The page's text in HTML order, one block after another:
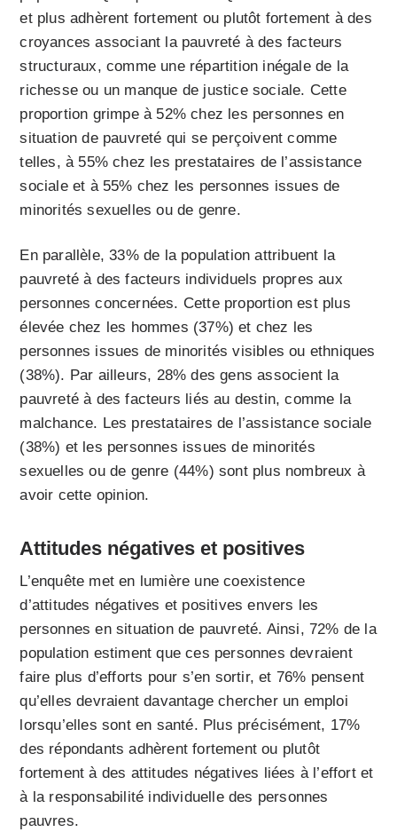
et plus adhèrent fortement ou plutôt fortement à des
croyances associant la pauvreté à des facteurs
structuraux, comme une répartition inégale de la
richesse ou un manque de justice sociale. Cette
proportion grimpe à 52% chez les personnes en
situation de pauvreté qui se perçoivent comme
telles, à 55% chez les prestataires de l’assistance
sociale et à 55% chez les personnes issues de
minorités sexuelles ou de genre.
En parallèle, 33% de la population attribuent la
pauvreté à des facteurs individuels propres aux
personnes concernées. Cette proportion est plus
élevée chez les hommes (37%) et chez les
personnes issues de minorités visibles ou ethniques
(38%). Par ailleurs, 28% des gens associent la
pauvreté à des facteurs liés au destin, comme la
malchance. Les prestataires de l’assistance sociale
(38%) et les personnes issues de minorités
sexuelles ou de genre (44%) sont plus nombreux à
avoir cette opinion.
Attitudes négatives et positives
L’enquête met en lumière une coexistence
d’attitudes négatives et positives envers les
personnes en situation de pauvreté. Ainsi, 72% de la
population estiment que ces personnes devraient
faire plus d’efforts pour s’en sortir, et 76% pensent
qu’elles devraient davantage chercher un emploi
lorsqu’elles sont en santé. Plus précisément, 17%
des répondants adhèrent fortement ou plutôt
fortement à des attitudes négatives liées à l’effort et
à la responsabilité individuelle des personnes
pauvres.